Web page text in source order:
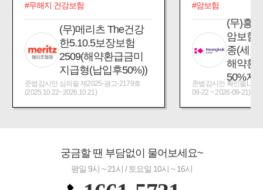
#무해지 건강보험
(무)메리츠 The건강
한5.10.5보장보험
2509(해약환급금미
지급형(납입후50%))
준법감시인 심의필 제2025-광고-2179호
(2025.10.22~2026.10.21)
#암보험
(무)흥
암보험
종(세만
해약환
50%지
준법감시인 확인필
09-22 ~ 2026-09-21)
궁금할 땐 부담없이 물어보세요~
평일 9시 ~ 21시 / 토요일 10시 ~ 16시